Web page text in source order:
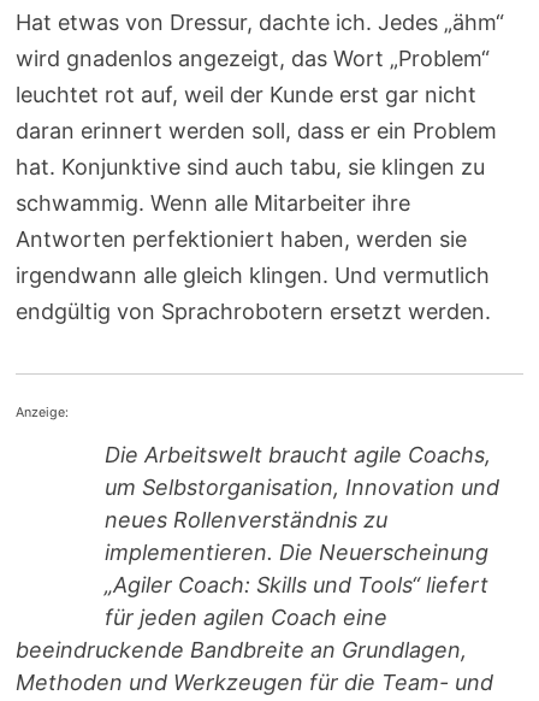
Hat etwas von Dressur, dachte ich. Jedes „ähm“
wird gnadenlos angezeigt, das Wort „Problem“
leuchtet rot auf, weil der Kunde erst gar nicht
daran erinnert werden soll, dass er ein Problem
hat. Konjunktive sind auch tabu, sie klingen zu
schwammig. Wenn alle Mitarbeiter ihre
Antworten perfektioniert haben, werden sie
irgendwann alle gleich klingen. Und vermutlich
endgültig von Sprachrobotern ersetzt werden.
Anzeige:
Die Arbeitswelt braucht agile Coachs,
um Selbstorganisation, Innovation und
neues Rollenverständnis zu
implementieren. Die Neuerscheinung
„Agiler Coach: Skills und Tools“ liefert
für jeden agilen Coach eine
beeindruckende Bandbreite an Grundlagen,
Methoden und Werkzeugen für die Team- und